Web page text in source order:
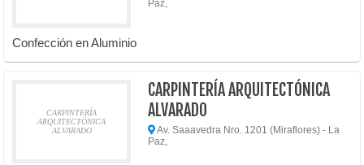
Paz,
Confección en Aluminio
CARPINTERÍA
ARQUITECTÓNICA
ALVARADO
CARPINTERÍA ARQUITECTÓNICA
ALVARADO
Av. Saaavedra Nro. 1201 (Miraflores) - La
Paz,